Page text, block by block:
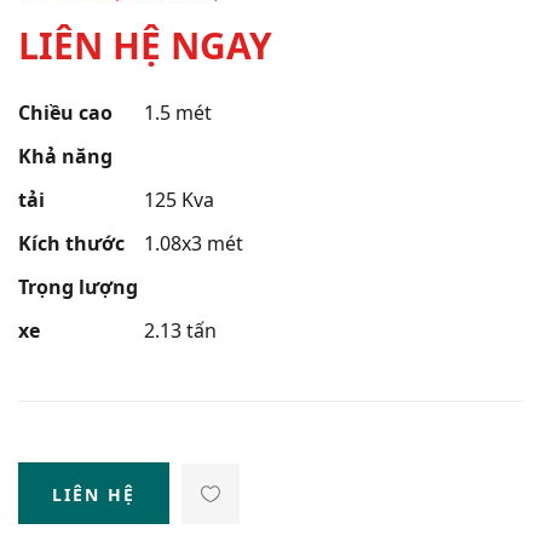
LIÊN HỆ NGAY
Chiều cao
1.5 mét
Khả năng
tải
125 Kva
Kích thước
1.08x3 mét
Trọng lượng
xe
2.13 tấn
LIÊN HỆ